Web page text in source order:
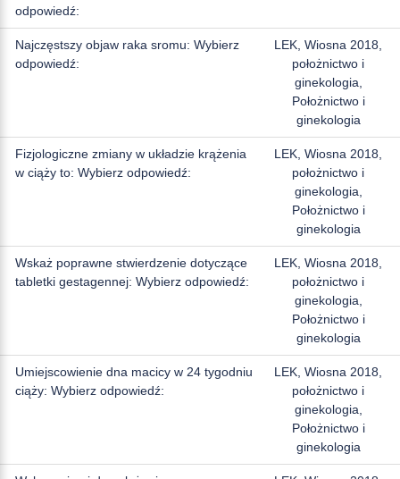
odpowiedź:
Najczęstszy objaw raka sromu: Wybierz
odpowiedź:
LEK, Wiosna 2018,
położnictwo i
ginekologia,
Położnictwo i
ginekologia
Fizjologiczne zmiany w układzie krążenia
w ciąży to: Wybierz odpowiedź:
LEK, Wiosna 2018,
położnictwo i
ginekologia,
Położnictwo i
ginekologia
Wskaż poprawne stwierdzenie dotyczące
tabletki gestagennej: Wybierz odpowiedź:
LEK, Wiosna 2018,
położnictwo i
ginekologia,
Położnictwo i
ginekologia
Umiejscowienie dna macicy w 24 tygodniu
ciąży: Wybierz odpowiedź:
LEK, Wiosna 2018,
położnictwo i
ginekologia,
Położnictwo i
ginekologia